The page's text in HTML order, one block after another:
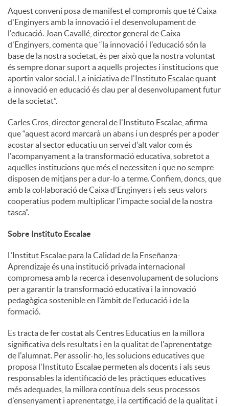
Aquest conveni posa de manifest el compromís que té Caixa
d'Enginyers amb la innovació i el desenvolupament de
l'educació. Joan Cavallé, director general de Caixa
d'Enginyers, comenta que “la innovació i l'educació són la
base de la nostra societat, és per això que la nostra voluntat
és sempre donar suport a aquells projectes i institucions que
aportin valor social. La iniciativa de l'Instituto Escalae quant
a innovació en educació és clau per al desenvolupament futur
de la societat”.
Carles Cros, director general de l'Instituto Escalae, afirma
que “aquest acord marcarà un abans i un després per a poder
acostar al sector educatiu un servei d'alt valor com és
l'acompanyament a la transformació educativa, sobretot a
aquelles institucions que més el necessiten i que no sempre
disposen de mitjans per a dur-lo a terme. Confiem, doncs, que
amb la col·laboració de Caixa d'Enginyers i els seus valors
cooperatius podem multiplicar l'impacte social de la nostra
tasca”.
Sobre Instituto Escalae
L’Institut Escalae para la Calidad de la Enseñanza-
Aprendizaje és una institució privada internacional
compromesa amb la recerca i desenvolupament de solucions
per a garantir la transformació educativa i la innovació
pedagògica sostenible en l'àmbit de l'educació i de la
formació.
Es tracta de fer costat als Centres Educatius en la millora
significativa dels resultats i en la qualitat de l'aprenentatge
de l'alumnat. Per assolir-ho, les solucions educatives que
proposa l'Instituto Escalae permeten als docents i als seus
responsables la identificació de les pràctiques educatives
més adequades, la millora contínua dels seus processos
d'ensenyament i aprenentatge, i la certificació de la qualitat i